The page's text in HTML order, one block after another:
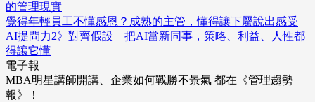
的管理現實
覺得年輕員工不懂感恩？成熟的主管，懂得讓下屬說出感受
AI提問力2》對齊假設 把AI當新同事，策略、利益、人性都
得讓它懂
電子報
MBA明星講師開講、企業如何戰勝不景氣 都在《管理趨勢
報》！